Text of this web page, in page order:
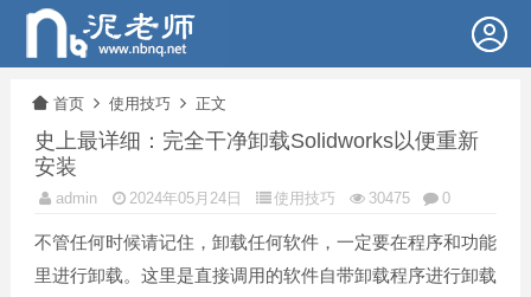
首页 使用技巧 正文
史上最详细：完全干净卸载Solidworks以便重新
安装
admin 2024年05月24日 使用技巧 30475 0
不管任何时候请记住，卸载任何软件，一定要在程序和功能
里进行卸载。这里是直接调用的软件自带卸载程序进行卸载